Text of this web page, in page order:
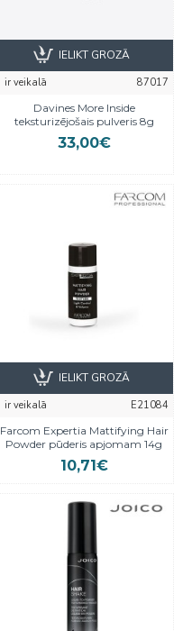
ir veikalā
87017
Davines More Inside
teksturizējošais pulveris 8g
33,00€
IELIKT GROZĀ
ir veikalā
E21084
Farcom Expertia Mattifying Hair
Powder pūderis apjomam 14g
10,71€
IELIKT GROZĀ